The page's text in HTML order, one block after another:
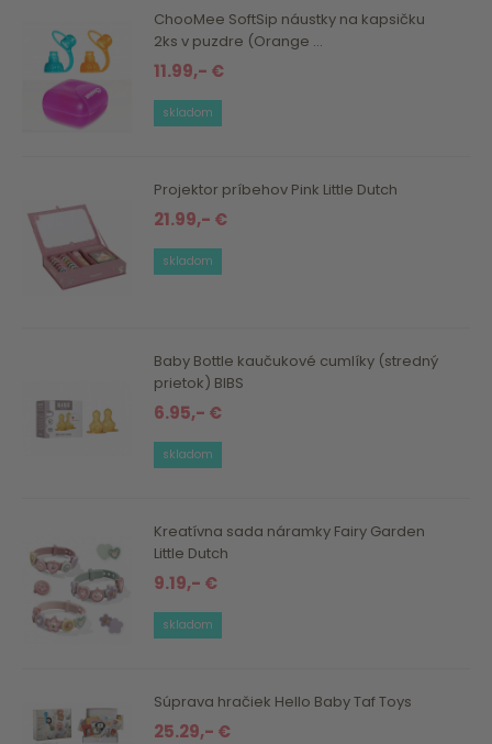
ChooMee SoftSip náustky na kapsičku
2ks v puzdre (Orange ...
11.99,- €
skladom
Projektor príbehov Pink Little Dutch
21.99,- €
skladom
Baby Bottle kaučukové cumlíky (stredný
prietok) BIBS
6.95,- €
skladom
Kreatívna sada náramky Fairy Garden
Little Dutch
9.19,- €
skladom
Súprava hračiek Hello Baby Taf Toys
25.29,- €